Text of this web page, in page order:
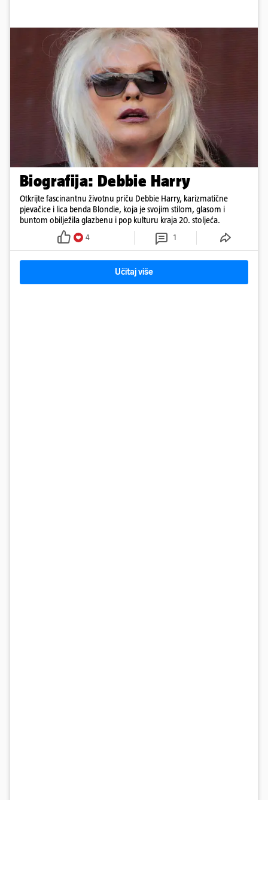
Biografija: Debbie Harry
Otkrijte fascinantnu životnu priču Debbie Harry, karizmatične
pjevačice i lica benda Blondie, koja je svojim stilom, glasom i
buntom obilježila glazbenu i pop kulturu kraja 20. stoljeća.
4 1
Učitaj više